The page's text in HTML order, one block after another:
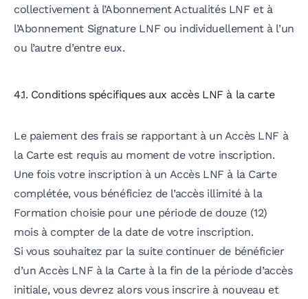
collectivement à l’Abonnement Actualités LNF et à
l’Abonnement Signature LNF ou individuellement à l’un
ou l’autre d’entre eux.
4.1. Conditions spécifiques aux accès LNF à la carte
Le paiement des frais se rapportant à un Accès LNF à
la Carte est requis au moment de votre inscription.
Une fois votre inscription à un Accès LNF à la Carte
complétée, vous bénéficiez de l’accès illimité à la
Formation choisie pour une période de douze (12)
mois à compter de la date de votre inscription.
Si vous souhaitez par la suite continuer de bénéficier
d’un Accès LNF à la Carte à la fin de la période d’accès
initiale, vous devrez alors vous inscrire à nouveau et